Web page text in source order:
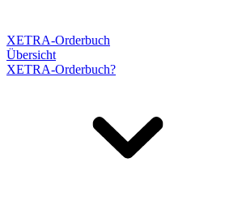
XETRA-Orderbuch
Übersicht
XETRA-Orderbuch?